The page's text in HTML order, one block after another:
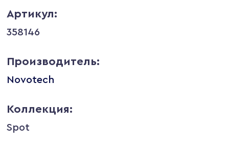
Артикул:
358146
Производитель:
Novotech
Коллекция:
Spot